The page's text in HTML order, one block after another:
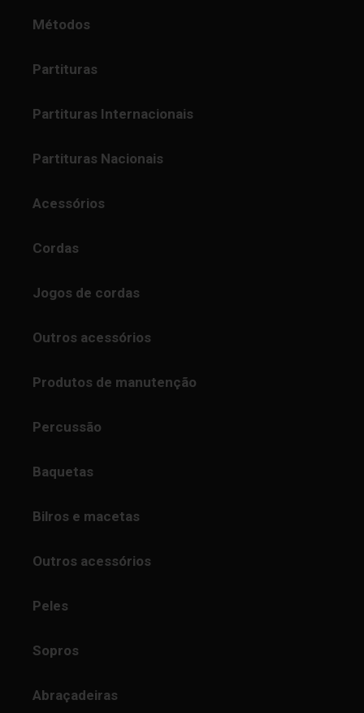
Métodos
Partituras
Partituras Internacionais
Partituras Nacionais
Acessórios
Cordas
Jogos de cordas
Outros acessórios
Produtos de manutenção
Percussão
Baquetas
Bilros e macetas
Outros acessórios
Peles
Sopros
Abraçadeiras